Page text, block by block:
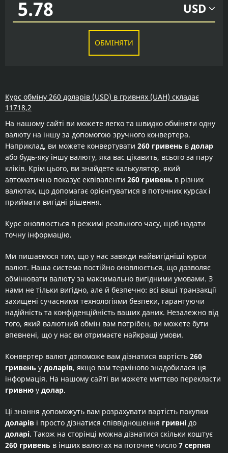
USD
ОБМІНЯТИ
Курс обміну 260 доларів (USD) в гривнях (UAH) складає
11718,2
На нашому сайті ви можете легко та швидко обміняти одну
валюту на іншу за допомогою зручного конвертера.
Наприклад, ви можете конвертувати 260 гривень в долар
або будь-яку іншу валюту, яка вас цікавить, всього за пару
кліків. Крім цього, ви знайдете калькулятор, який
автоматично показує еквіваленти 260 гривень в різних
валютах, що допомагає орієнтуватися в поточних курсах і
приймати вигідні рішення.
Курс оновлюється в режимі реального часу, щоб надати
точну інформацію.
Ми пишаємося тим, що у нас завжди найвигідніші курси
валют. Наша система постійно оновлюється, що дозволяє
обмінювати валюту за максимально вигідними умовами. З
нами не тільки вигідно, але й безпечно: всі ваші транзакції
захищені сучасними технологіями безпеки, гарантуючи
надійність та конфіденційність ваших даних. Незалежно від
того, який валютний обмін вам потрібен, ви можете бути
впевнені, що у нас ви отримаєте найкращі умови.
Конвертер валют допоможе вам дізнатися вартість 260
гривень у доларів, якщо вам терміново знадобилася ця
інформація. На нашому сайті ви можете миттєво перекласти
гривню у долар.
Ці знання допоможуть вам розрахувати вартість покупки
доларів і просто дізнатися співвідношення гривні до
доларі. Також на сторінці можна дізнатися скільки коштує
260 гривень в інших валютах на поточне число 7 серпня